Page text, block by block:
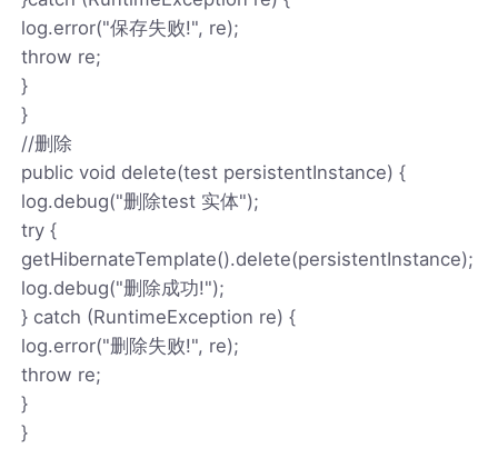
log.error("保存失败!", re);
throw re;
}
}
//删除
public void delete(test persistentInstance) {
log.debug("删除test 实体");
try {
getHibernateTemplate().delete(persistentInstance);
log.debug("删除成功!");
} catch (RuntimeException re) {
log.error("删除失败!", re);
throw re;
}
}